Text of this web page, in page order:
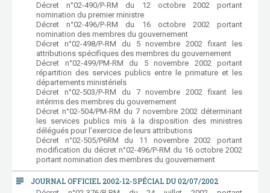
Décret n°02-490/P-RM du 12 octobre 2002 portant
nomination du premier ministre
Décret n°02-496/P-RM du 16 octobre 2002 portant
nomination des membres du gouvernement
Décret n°02-498/P-RM du 5 novembre 2002 fixant les
attributions spécifiques des membres du gouvernement
Décret n°02-499/PM-RM du 5 novembre 2002 portant
répartition des services publics entre le primature et les
départements ministériels
Décret n°02-503/P-RM du 7 novembre 2002 fixant les
intérims des membres du gouvernement
Décret n°02-504/PM-RM du 7 novembre 2002 déterminant
les services publics mis à la disposition des ministres
délégués pour l’exercice de leurs attributions
Décret n°02-505/P6RM du 11 novembre 2002 portant
modification du décret n°02-496/P-RM du 16 octobre 2002
portant nomination des membres du gouvernement
subject JOURNAL OFFICIEL 2002-12-SPÉCIAL DU 02/07/2002